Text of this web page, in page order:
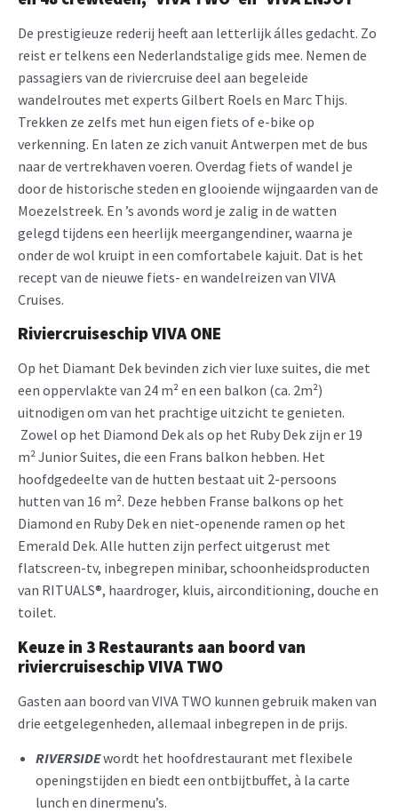
De prestigieuze rederij heeft aan letterlijk álles gedacht. Zo
reist er telkens een Nederlandstalige gids mee. Nemen de
passagiers van de riviercruise deel aan begeleide
wandelroutes met experts Gilbert Roels en Marc Thijs.
Trekken ze zelfs met hun eigen fiets of e-bike op
verkenning. En laten ze zich vanuit Antwerpen met de bus
naar de vertrekhaven voeren. Overdag fiets of wandel je
door de historische steden en glooiende wijngaarden van de
Moezelstreek. En ’s avonds word je zalig in de watten
gelegd tijdens een heerlijk meergangendiner, waarna je
onder de wol kruipt in een comfortabele kajuit. Dat is het
recept van de nieuwe fiets- en wandelreizen van VIVA
Cruises.
Riviercruiseschip VIVA ONE
Op het Diamant Dek bevinden zich vier luxe suites, die met
een oppervlakte van 24 m² en een balkon (ca. 2m²)
uitnodigen om van het prachtige uitzicht te genieten.
Zowel op het Diamond Dek als op het Ruby Dek zijn er 19
m² Junior Suites, die een Frans balkon hebben. Het
hoofdgedeelte van de hutten bestaat uit 2-persoons
hutten van 16 m². Deze hebben Franse balkons op het
Diamond en Ruby Dek en niet-openende ramen op het
Emerald Dek. Alle hutten zijn perfect uitgerust met
flatscreen-tv, inbegrepen minibar, schoonheidsproducten
van RITUALS®, haardroger, kluis, airconditioning, douche en
toilet.
Keuze in 3 Restaurants aan boord van
riviercruiseschip VIVA TWO
Gasten aan boord van VIVA TWO kunnen gebruik maken van
drie eetgelegenheden, allemaal inbegrepen in de prijs.
RIVERSIDEwordt het hoofdrestaurant met flexibele
openingstijden en biedt een ontbijtbuffet, à la carte
lunch en dinermenu’s.